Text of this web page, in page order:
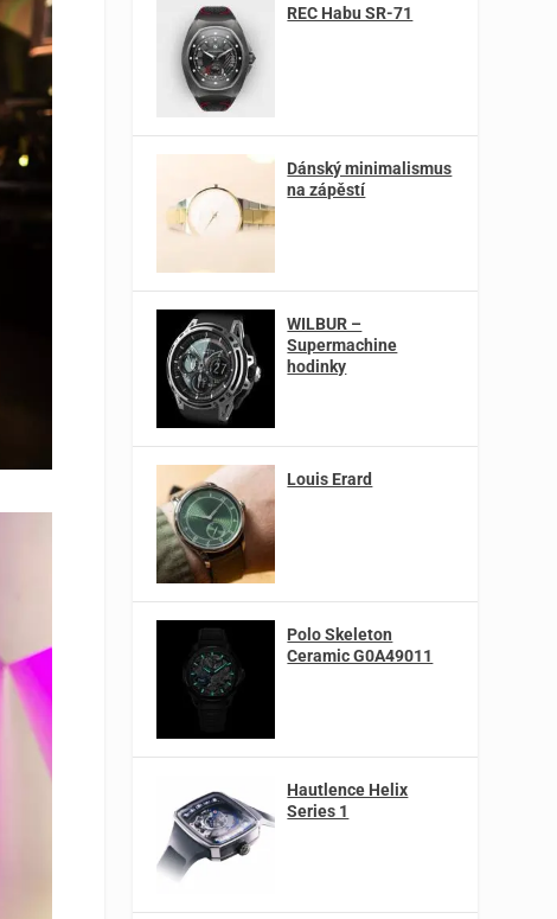
REC Habu SR-71
Dánský minimalismus
na zápěstí
WILBUR –
Supermachine
hodinky
Louis Erard
Polo Skeleton
Ceramic G0A49011
Hautlence Helix
Series 1